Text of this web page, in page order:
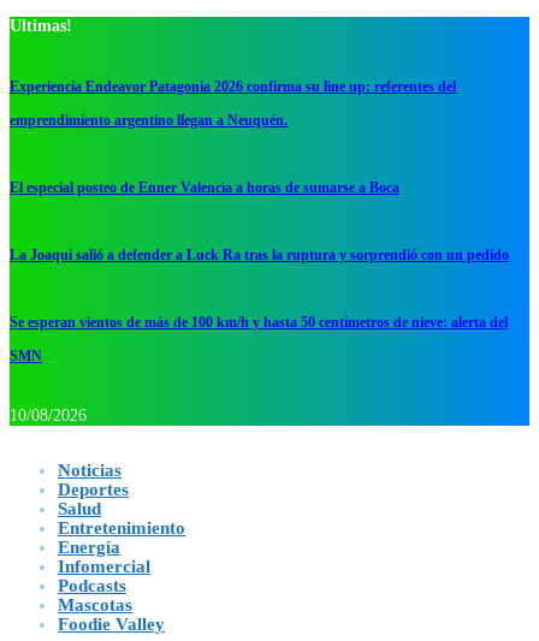
Ultimas!
Experiencia Endeavor Patagonia 2026 confirma su line up: referentes del
emprendimiento argentino llegan a Neuquén.
El especial posteo de Enner Valencia a horas de sumarse a Boca
La Joaqui salió a defender a Luck Ra tras la ruptura y sorprendió con un pedido
Se esperan vientos de más de 100 km/h y hasta 50 centímetros de nieve: alerta del
SMN
10/08/2026
Noticias
Deportes
Salud
Entretenimiento
Energía
Infomercial
Podcasts
Mascotas
Foodie Valley